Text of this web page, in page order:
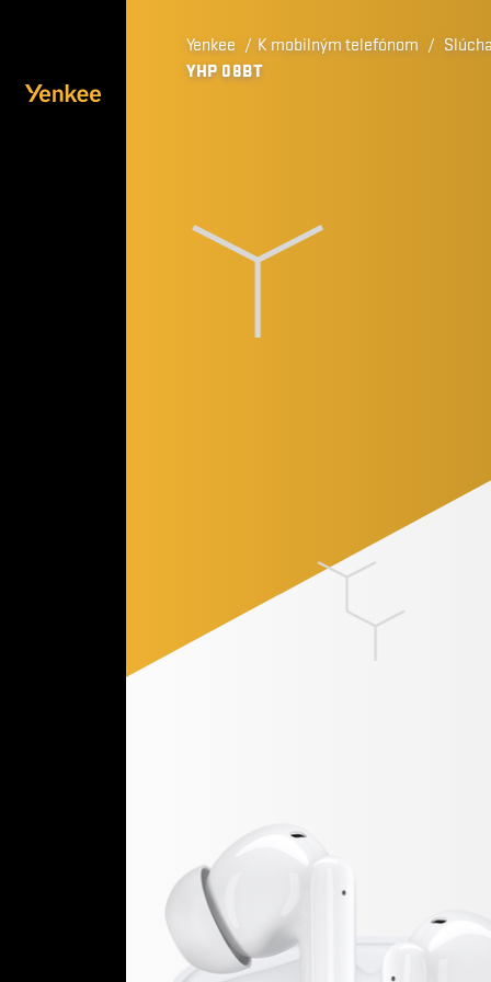
Yenkee / K mobilným telefónom /
YHP 08BT